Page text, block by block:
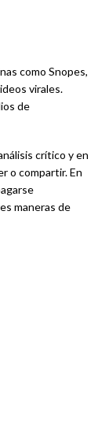
como Snopes,
virales.
de
crítico y en
o compartir. En
maneras de